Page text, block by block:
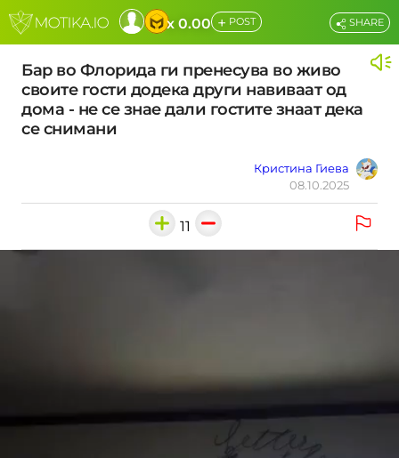
x 0.00 + POST
Бар во Флорида ги пренесува во живо
своите гости додека други навиваат од
дома - не се знае дали гостите знаат дека
се снимани
Кристина Гиева
08.10.2025
SHARE
11